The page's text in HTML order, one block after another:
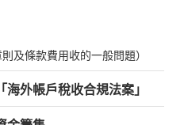
及條款費用收的一般問題）
海外帳戶稅收合規法案」